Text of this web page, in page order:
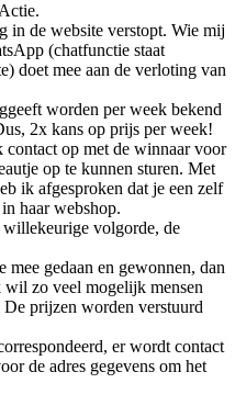
in de website verstopt. Wie mij
(chatfunctie staat
doet mee aan de verloting van
worden per week bekend
2x kans op prijs per week!
contact op met de winnaar voor
op te kunnen sturen. Met
ik afgesproken dat je een zelf
haar webshop.
volgorde, de
mee gedaan en gewonnen, dan
zo veel mogelijk mensen
prijzen worden verstuurd
er wordt contact
de adres gegevens om het